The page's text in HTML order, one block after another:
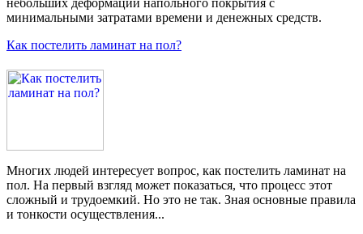
небольших деформаций напольного покрытия с
минимальными затратами времени и денежных средств.
Как постелить ламинат на пол?
Многих людей интересует вопрос, как постелить ламинат на
пол. На первый взгляд может показаться, что процесс этот
сложный и трудоемкий. Но это не так. Зная основные правила
и тонкости осуществления...